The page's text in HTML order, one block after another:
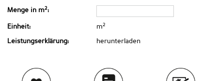
Menge in m2:
Einheit: m2
Leistungserklärung: herunterladen